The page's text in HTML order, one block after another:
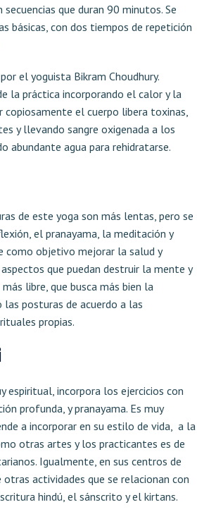
que duran 90 minutos. Se
básicas, con dos tiempos de repetición
el yoguista Bikram Choudhury.
la práctica incorporando el calor y la
copiosamente el cuerpo libera toxinas,
y llevando sangre oxigenada a los
abundante agua para rehidratarse.
de este yoga son más lentas, pero se
el pranayama, la meditación y
como objetivo mejorar la salud y
que puedan destruir la mente y
libre, que busca más bien la
posturas de acuerdo a las
propias.
espiritual, incorpora los ejercicios con
profunda, y pranayama. Es muy
a incorporar en su estilo de vida, a la
otras artes y los practicantes es de
Igualmente, en sus centros de
actividades que se relacionan con
hindú, el sánscrito y el kirtans.